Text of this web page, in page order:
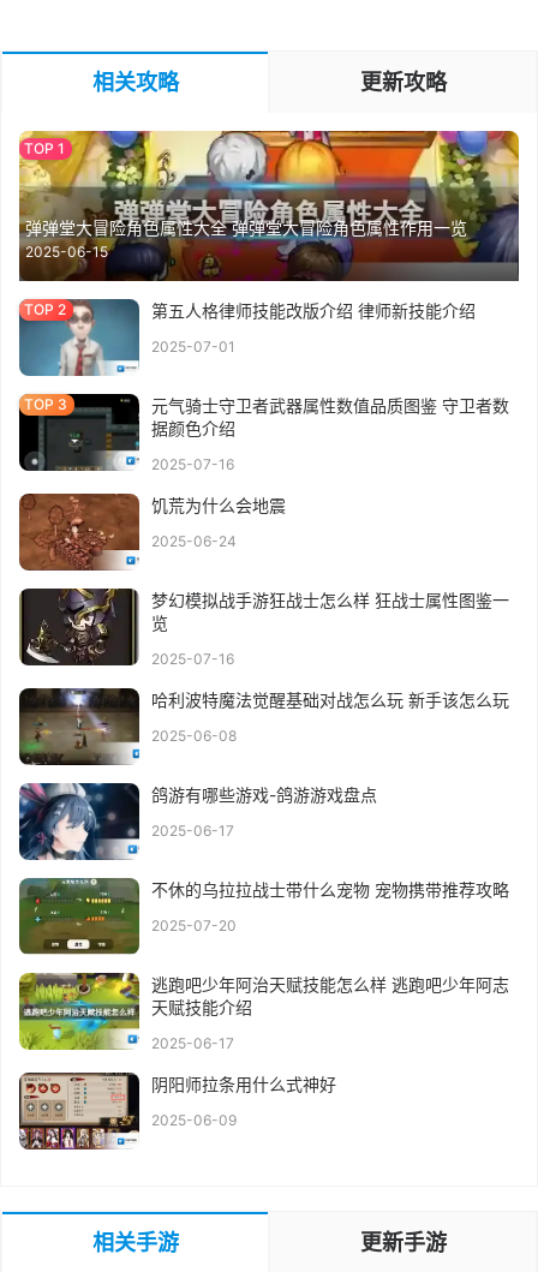
相关攻略 更新攻略
弹弹堂大冒险角色属性大全 弹弹堂大冒险角色属性作用一览
2025-06-15
第五人格律师技能改版介绍 律师新技能介绍
2025-07-01
元气骑士守卫者武器属性数值品质图鉴 守卫者数
据颜色介绍
2025-07-16
饥荒为什么会地震
2025-06-24
梦幻模拟战手游狂战士怎么样 狂战士属性图鉴一
览
2025-07-16
哈利波特魔法觉醒基础对战怎么玩 新手该怎么玩
2025-06-08
鸽游有哪些游戏-鸽游游戏盘点
2025-06-17
不休的乌拉拉战士带什么宠物 宠物携带推荐攻略
2025-07-20
逃跑吧少年阿治天赋技能怎么样 逃跑吧少年阿志
天赋技能介绍
2025-06-17
阴阳师拉条用什么式神好
2025-06-09
相关手游 更新手游